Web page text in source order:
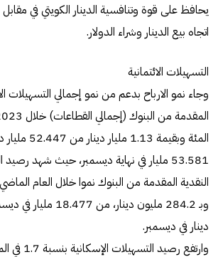
يحافظ على قوة وتنافسية الدينار الكويتي في
اتجاه بيع الدينار وشراء الدولار.
التسهيلات الائتمانية
وجاء نمو الارباح بدعم من نمو إجمالي التسهيلات
المئة وبقيمة
53.581 مليار في نهاية ديسمبر، حيث شهد
دينار في ديسمبر.